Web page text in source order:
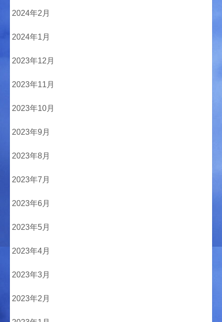
2024年2月
2024年1月
2023年12月
2023年11月
2023年10月
2023年9月
2023年8月
2023年7月
2023年6月
2023年5月
2023年4月
2023年3月
2023年2月